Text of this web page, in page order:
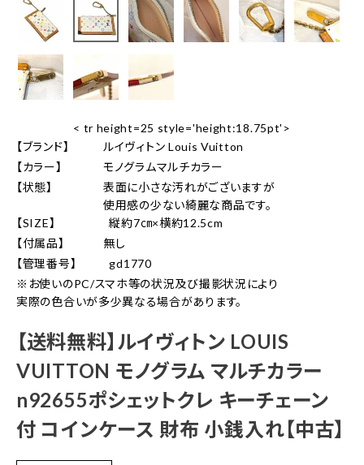
< tr height=25 style='height:18.75pt'>
【ブランド】
ルイヴィトン Louis Vuitton
【カラー】
モノグラムマルチカラー
【状態】
表面に小さな汚れがございますが
使用感の少ない綺麗な商品です。
【SIZE】
縦約7㎝×横約12.5cm
【付属品】
無し
【管理番号】
gd1770
※お使いのPC/スマホ等の状況及び撮影状況により
実際の色合いが多少異なる場合があります。
【送料無料】ルイヴィトン LOUIS
VUITTON モノグラム マルチカラー
n92655ポシェットクレ キーチェーン
付 コインケース 財布 小銭入れ【中古】